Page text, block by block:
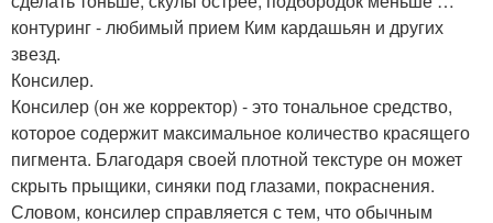
контуринг - любимый прием Ким кардашьян и других
звезд.
Консилер.
Консилер (он же корректор) - это тональное средство,
которое содержит максимальное количество красящего
пигмента. Благодаря своей плотной текстуре он может
скрыть прыщики, синяки под глазами, покраснения.
Словом, консилер справляется с тем, что обычным